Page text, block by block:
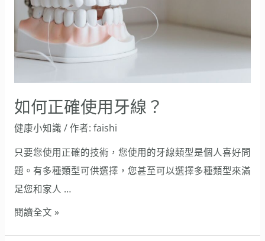
如何正確使用牙線？
健康小知識 / 作者: faishi
只要您使用正確的技術，您使用的牙線類型是個人喜好問
題。有多種類型可供選擇，您甚至可以選擇多種類型來滿
足您和家人 …
用
線？
閱讀全文 »